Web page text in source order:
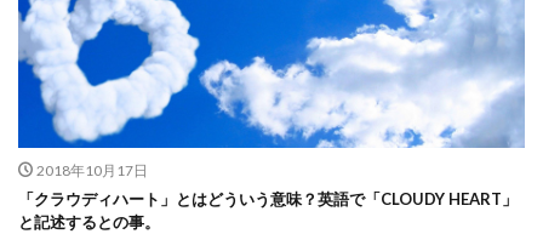
2018年10月17日
「クラウディハート」とはどういう意味？英語で「CLOUDY HEART」
と記述するとの事。